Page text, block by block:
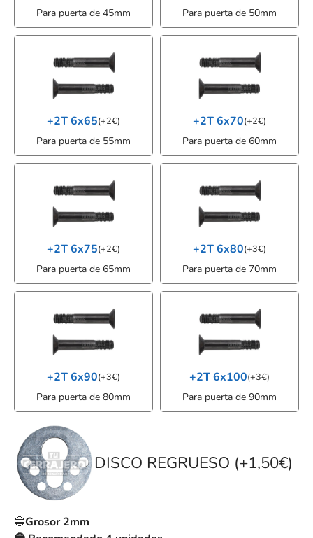
Para puerta de 45mm Para puerta de 50mm
+2T 6x65(+2€)
Para puerta de 55mm
+2T 6x70(+2€)
Para puerta de 60mm
+2T 6x75(+2€)
Para puerta de 65mm
+2T 6x80(+3€)
Para puerta de 70mm
+2T 6x90(+3€)
Para puerta de 80mm
+2T 6x100(+3€)
Para puerta de 90mm
DISCO REGRUESO (+1,50€)
🔵Grosor 2mm